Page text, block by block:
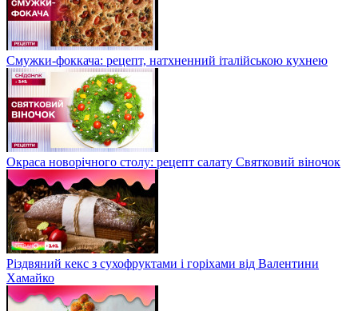
Смужки-фоккача: рецепт, натхненний італійською кухнею
Окраса новорічного столу: рецепт салату Святковий віночок
Різдвяний кекс з сухофруктами і горіхами від Валентини
Хамайко